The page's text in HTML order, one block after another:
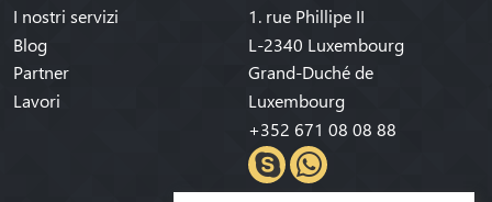
I nostri servizi
Blog
Partner
Lavori
1. rue Phillipe II
L-2340 Luxembourg
Grand-Duché de
Luxembourg
+352 671 08 08 88